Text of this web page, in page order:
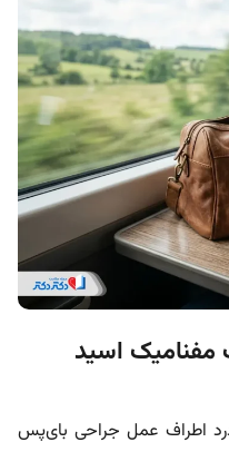
مفنامیک اسید
اطراف عمل جراحی بای‌پس